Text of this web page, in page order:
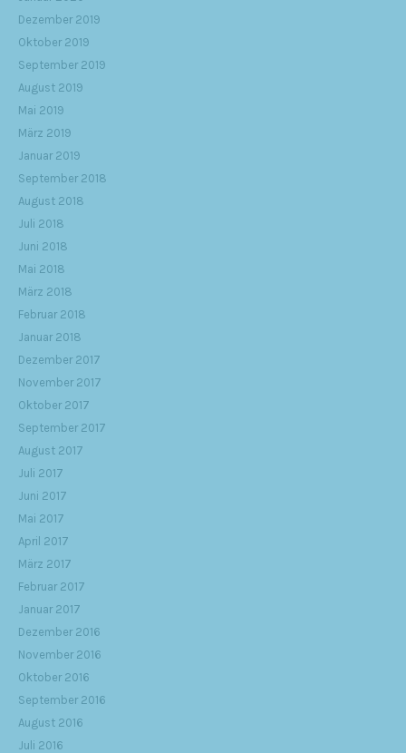
Dezember 2019
Oktober 2019
September 2019
August 2019
Mai 2019
März 2019
Januar 2019
September 2018
August 2018
Juli 2018
Juni 2018
Mai 2018
März 2018
Februar 2018
Januar 2018
Dezember 2017
November 2017
Oktober 2017
September 2017
August 2017
Juli 2017
Juni 2017
Mai 2017
April 2017
März 2017
Februar 2017
Januar 2017
Dezember 2016
November 2016
Oktober 2016
September 2016
August 2016
Juli 2016